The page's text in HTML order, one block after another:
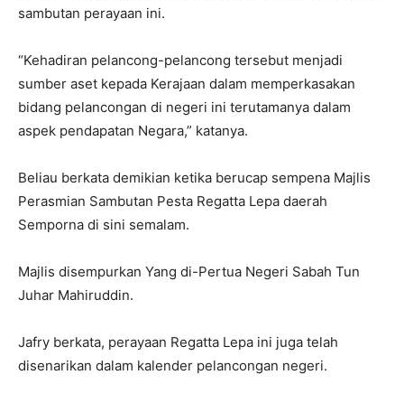
sambutan perayaan ini.
“Kehadiran pelancong-pelancong tersebut menjadi
sumber aset kepada Kerajaan dalam memperkasakan
bidang pelancongan di negeri ini terutamanya dalam
aspek pendapatan Negara,” katanya.
Beliau berkata demikian ketika berucap sempena Majlis
Perasmian Sambutan Pesta Regatta Lepa daerah
Semporna di sini semalam.
Majlis disempurkan Yang di-Pertua Negeri Sabah Tun
Juhar Mahiruddin.
Jafry berkata, perayaan Regatta Lepa ini juga telah
disenarikan dalam kalender pelancongan negeri.